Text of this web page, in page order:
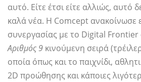
αυτό. Είτε έτσι είτε αλλιώς, αυτό
καλά νέα. Η Comcept ανακοίνωσε
συνεργασίας με το Digital Frontier
Αριθμός 9 κινούμενη σειρά
οποία όπως και το παιχνίδι,
2D προώθησης και κάποιες